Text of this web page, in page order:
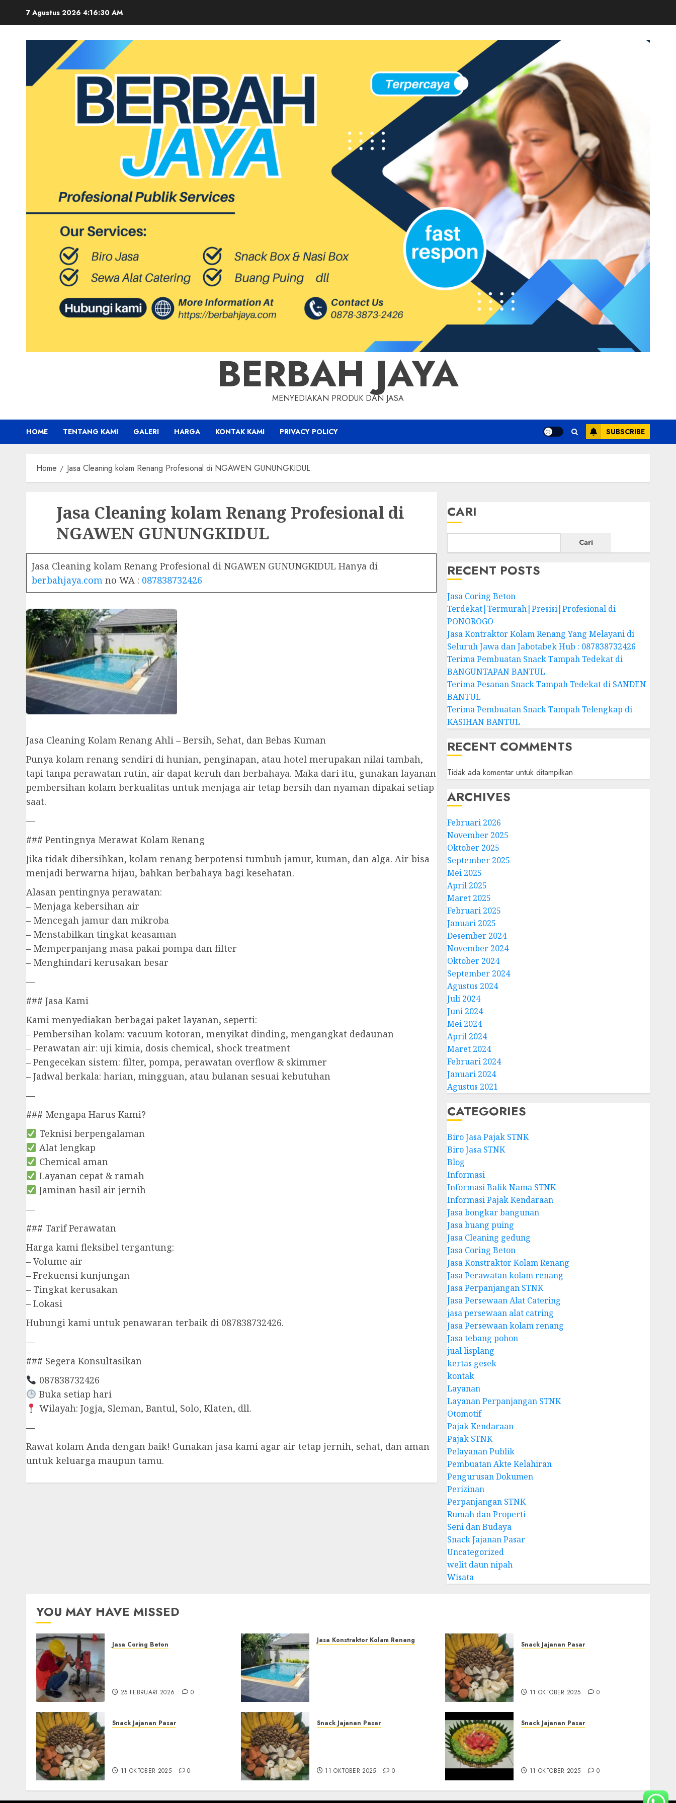
7 Agustus 2026 4:16:31 AM
BERBAH JAYA
MENYEDIAKAN PRODUK DAN JASA
HOME TENTANG KAMI GALERI HARGA KONTAK KAMI PRIVACY POLICY SUBSCRIBE
Home Jasa Cleaning kolam Renang Profesional di NGAWEN GUNUNGKIDUL
Jasa Cleaning kolam Renang Profesional di
NGAWEN GUNUNGKIDUL
Jasa Cleaning kolam Renang Profesional di NGAWEN GUNUNGKIDUL Hanya di
berbahjaya.com no WA : 087838732426
Jasa Cleaning Kolam Renang Ahli – Bersih, Sehat, dan Bebas Kuman
Punya kolam renang sendiri di hunian, penginapan, atau hotel merupakan nilai tambah,
tapi tanpa perawatan rutin, air dapat keruh dan berbahaya. Maka dari itu, gunakan layanan
pembersihan kolam berkualitas untuk menjaga air tetap bersih dan nyaman dipakai setiap
saat.
—
### Pentingnya Merawat Kolam Renang
Jika tidak dibersihkan, kolam renang berpotensi tumbuh jamur, kuman, dan alga. Air bisa
menjadi berwarna hijau, bahkan berbahaya bagi kesehatan.
Alasan pentingnya perawatan:
– Menjaga kebersihan air
– Mencegah jamur dan mikroba
– Menstabilkan tingkat keasaman
– Memperpanjang masa pakai pompa dan filter
– Menghindari kerusakan besar
—
### Jasa Kami
Kami menyediakan berbagai paket layanan, seperti:
– Pembersihan kolam: vacuum kotoran, menyikat dinding, mengangkat dedaunan
– Perawatan air: uji kimia, dosis chemical, shock treatment
– Pengecekan sistem: filter, pompa, perawatan overflow & skimmer
– Jadwal berkala: harian, mingguan, atau bulanan sesuai kebutuhan
—
### Mengapa Harus Kami?
Teknisi berpengalaman
Alat lengkap
Chemical aman
Layanan cepat & ramah
Jaminan hasil air jernih
—
### Tarif Perawatan
Harga kami fleksibel tergantung:
– Volume air
– Frekuensi kunjungan
– Tingkat kerusakan
– Lokasi
Hubungi kami untuk penawaran terbaik di 087838732426.
—
### Segera Konsultasikan
087838732426
Buka setiap hari
Wilayah: Jogja, Sleman, Bantul, Solo, Klaten, dll.
—
Rawat kolam Anda dengan baik! Gunakan jasa kami agar air tetap jernih, sehat, dan aman
untuk keluarga maupun tamu.
CARI
Cari
RECENT POSTS
Jasa Coring Beton
Terdekat|Termurah|Presisi|Profesional di
PONOROGO
Jasa Kontraktor Kolam Renang Yang Melayani di
Seluruh Jawa dan Jabotabek Hub : 087838732426
Terima Pembuatan Snack Tampah Tedekat di
BANGUNTAPAN BANTUL
Terima Pesanan Snack Tampah Tedekat di SANDEN
BANTUL
Terima Pembuatan Snack Tampah Telengkap di
KASIHAN BANTUL
RECENT COMMENTS
Tidak ada komentar untuk ditampilkan.
ARCHIVES
Februari 2026
November 2025
Oktober 2025
September 2025
Mei 2025
April 2025
Maret 2025
Februari 2025
Januari 2025
Desember 2024
November 2024
Oktober 2024
September 2024
Agustus 2024
Juli 2024
Juni 2024
Mei 2024
April 2024
Maret 2024
Februari 2024
Januari 2024
Agustus 2021
CATEGORIES
Biro Jasa Pajak STNK
Biro Jasa STNK
Blog
Informasi
Informasi Balik Nama STNK
Informasi Pajak Kendaraan
Jasa bongkar bangunan
Jasa buang puing
Jasa Cleaning gedung
Jasa Coring Beton
Jasa Konstraktor Kolam Renang
Jasa Perawatan kolam renang
Jasa Perpanjangan STNK
Jasa Persewaan Alat Catering
jasa persewaan alat catring
Jasa Persewaan kolam renang
Jasa tebang pohon
jual lisplang
kertas gesek
kontak
Layanan
Layanan Perpanjangan STNK
Otomotif
Pajak Kendaraan
Pajak STNK
Pelayanan Publik
Pembuatan Akte Kelahiran
Pengurusan Dokumen
Perizinan
Perpanjangan STNK
Rumah dan Properti
Seni dan Budaya
Snack Jajanan Pasar
Uncategorized
welit daun nipah
Wisata
YOU MAY HAVE MISSED
Jasa Coring Beton
Terdekat|Termurah|Presisi|Profesional
25 FEBRUARI 2026 0
Jasa Konstraktor Kolam Renang Snack Jajanan Pasar
11 OKTOBER 2025 0
Snack Jajanan Pasar
11 OKTOBER 2025 0
Snack Jajanan Pasar
11 OKTOBER 2025 0
Snack Jajanan Pasar
11 OKTOBER 2025 0